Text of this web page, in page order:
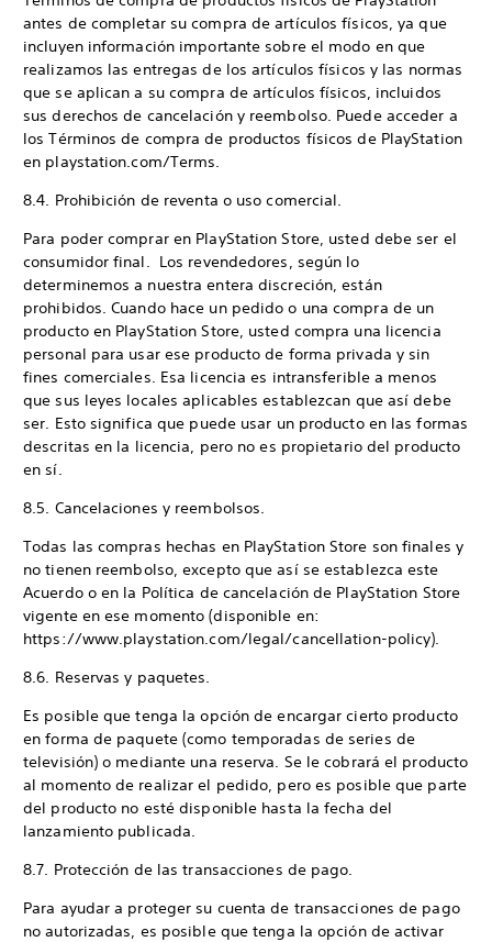
antes de completar su compra de artículos físicos, ya que
incluyen información importante sobre el modo en que
realizamos las entregas de los artículos físicos y las normas
que se aplican a su compra de artículos físicos, incluidos
sus derechos de cancelación y reembolso. Puede acceder a
los Términos de compra de productos físicos de PlayStation
en playstation.com/Terms.
8.4. Prohibición de reventa o uso comercial.
Para poder comprar en PlayStation Store, usted debe ser el
consumidor final. Los revendedores, según lo
determinemos a nuestra entera discreción, están
prohibidos. Cuando hace un pedido o una compra de un
producto en PlayStation Store, usted compra una licencia
personal para usar ese producto de forma privada y sin
fines comerciales. Esa licencia es intransferible a menos
que sus leyes locales aplicables establezcan que así debe
ser. Esto significa que puede usar un producto en las formas
descritas en la licencia, pero no es propietario del producto
en sí.
8.5. Cancelaciones y reembolsos.
Todas las compras hechas en PlayStation Store son finales y
no tienen reembolso, excepto que así se establezca este
Acuerdo o en la Política de cancelación de PlayStation Store
vigente en ese momento (disponible en:
https://www.playstation.com/legal/cancellation-policy).
8.6. Reservas y paquetes.
Es posible que tenga la opción de encargar cierto producto
en forma de paquete (como temporadas de series de
televisión) o mediante una reserva. Se le cobrará el producto
al momento de realizar el pedido, pero es posible que parte
del producto no esté disponible hasta la fecha del
lanzamiento publicada.
8.7. Protección de las transacciones de pago.
Para ayudar a proteger su cuenta de transacciones de pago
no autorizadas, es posible que tenga la opción de activar